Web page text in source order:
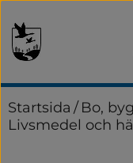
Startsida / Bo,
Livsmedel och